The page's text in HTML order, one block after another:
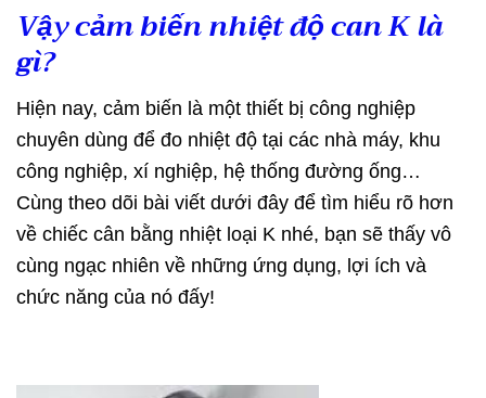
Vậy cảm biến nhiệt độ can K là
gì?
Hiện nay, cảm biến là một thiết bị công nghiệp
chuyên dùng để đo nhiệt độ tại các nhà máy, khu
công nghiệp, xí nghiệp, hệ thống đường ống…
Cùng theo dõi bài viết dưới đây để tìm hiểu rõ hơn
về chiếc cân bằng nhiệt loại K nhé, bạn sẽ thấy vô
cùng ngạc nhiên về những ứng dụng, lợi ích và
chức năng của nó đấy!